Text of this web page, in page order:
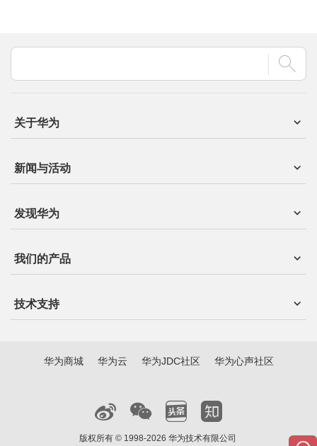
关于华为
新闻与活动
发现华为
我们的产品
技术支持
华为商城 华为云 华为JDC社区 华为心声社区
版权所有 © 1998-2026 华为技术有限公司